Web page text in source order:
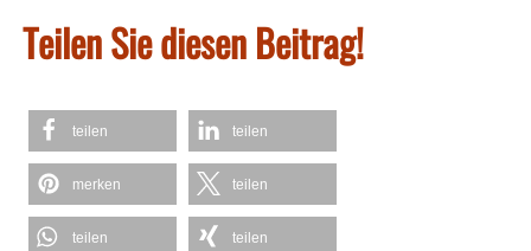
Teilen Sie diesen Beitrag!
teilen teilen
merken teilen
teilen teilen